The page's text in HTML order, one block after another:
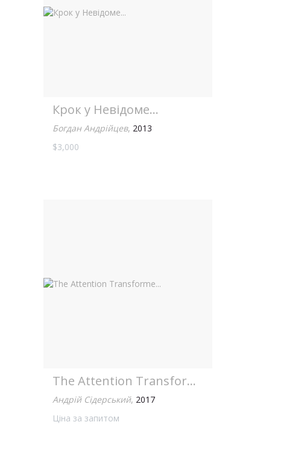
Крок у Невідоме...
Богдан Андрійцев, 2013
$3,000
The Attention Transforme...
Андрій Сідерський, 2017
Ціна за запитом